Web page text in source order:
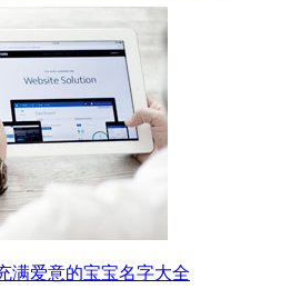
满爱意的宝宝名字大全